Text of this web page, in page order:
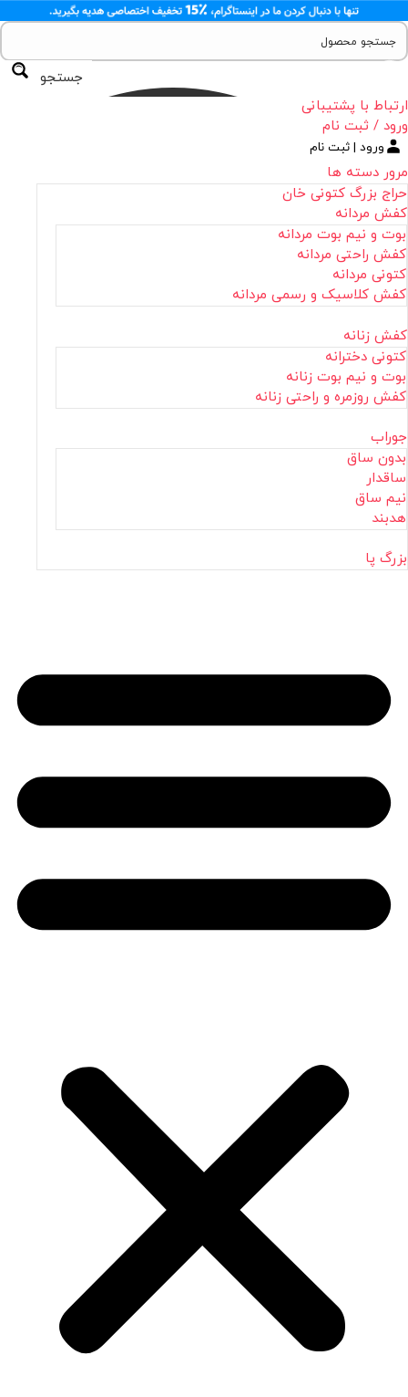
جستجو
ارتباط با پشتیبانی
ورود / ثبت نام
ورود | ثبت نام
مرور دسته ها
حراج بزرگ کتونی خان
کفش مردانه
بوت و نیم بوت مردانه
کفش راحتی مردانه
کتونی مردانه
کفش کلاسیک و رسمی مردانه
کفش زنانه
کتونی دخترانه
بوت و نیم بوت زنانه
کفش روزمره و راحتی زنانه
جوراب
بدون ساق
ساقدار
نیم ساق
هدبند
بزرگ پا